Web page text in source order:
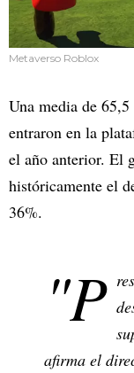
Metaverso Roblox
Una media de
entraron en la
el año anterior. El
históricamente el
36%.
"P
afirma el